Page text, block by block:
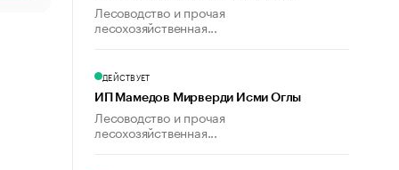
Лесоводство и прочая
лесохозяйственная...
ДЕЙСТВУЕТ
ИП Мамедов Мирверди Исми Оглы
Лесоводство и прочая
лесохозяйственная...